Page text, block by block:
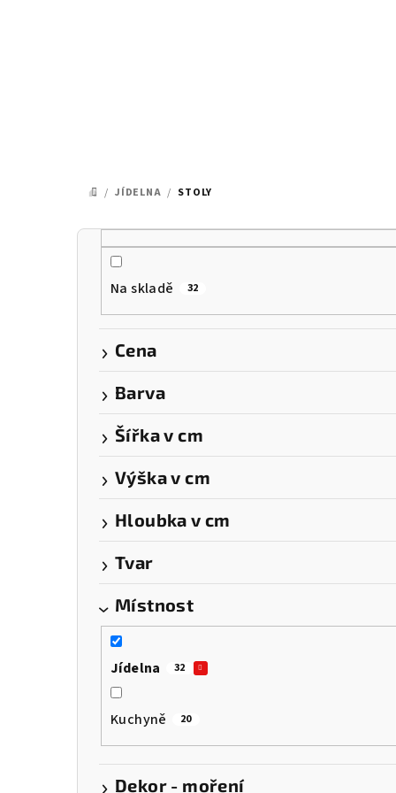
DOMŮ
/ JÍDELNA / STOLY
P
Na skladě 32
Cena
Barva
Šířka v cm
Výška v cm
Hloubka v cm
Tvar
Místnost
Jídelna 32
Kuchyně 20
Dekor - moření